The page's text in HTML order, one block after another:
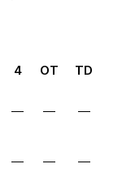
4 OT TD
— — —
— — —